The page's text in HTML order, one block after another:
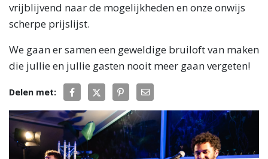
vrijblijvend naar de mogelijkheden en onze onwijs
scherpe prijslijst.
We gaan er samen een geweldige bruiloft van maken
die jullie en jullie gasten nooit meer gaan vergeten!
Delen met: